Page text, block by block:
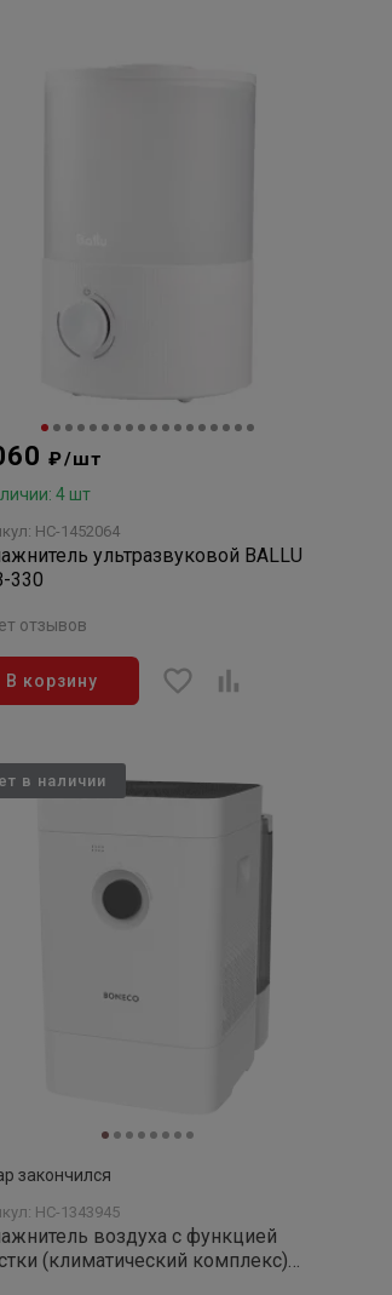
₽/шт
4 шт
НС-1452064
ультразвуковой BALLU
330
отзывов
В корзину
закончился
НС-1343945
воздуха с функцией
(климатический комплекс)
в наличии